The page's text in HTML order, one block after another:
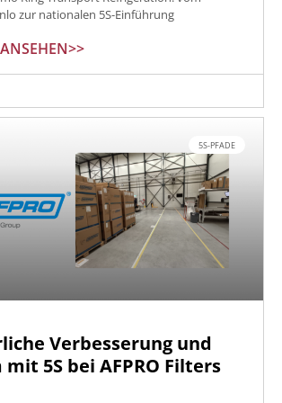
zur nationalen 5S-Einführung
5S-PFADE
Verbesserung und
5S bei AFPRO Filters